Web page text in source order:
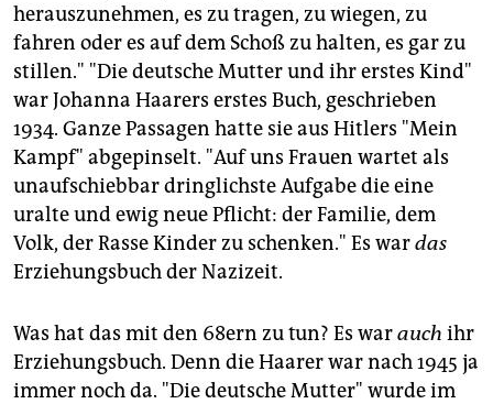
herauszunehmen, es zu tragen, zu wiegen, zu
fahren oder es auf dem Schoß zu halten, es gar zu
stillen." "Die deutsche Mutter und ihr erstes Kind"
war Johanna Haarers erstes Buch, geschrieben
1934. Ganze Passagen hatte sie aus Hitlers "Mein
Kampf" abgepinselt. "Auf uns Frauen wartet als
unaufschiebbar dringlichste Aufgabe die eine
uralte und ewig neue Pflicht: der Familie, dem
Volk, der Rasse Kinder zu schenken." Es wardas
Erziehungsbuch der Nazizeit.
Was hat das mit den 68ern zu tun? Es warauch ihr
Erziehungsbuch. Denn die Haarer war nach 1945 ja
immer noch da. "Die deutsche Mutter" wurde im